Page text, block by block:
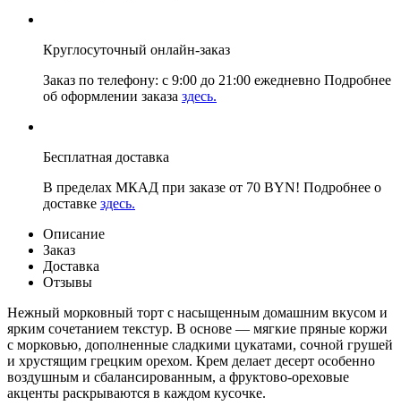
Круглосуточный онлайн-заказ
Заказ по телефону: с 9:00 до 21:00 ежедневно Подробнее
об оформлении заказа здесь.
Бесплатная доставка
В пределах МКАД при заказе от 70 BYN! Подробнее о
доставке здесь.
Описание
Заказ
Доставка
Отзывы
Нежный морковный торт с насыщенным домашним вкусом и
ярким сочетанием текстур. В основе — мягкие пряные коржи
с морковью, дополненные сладкими цукатами, сочной грушей
и хрустящим грецким орехом. Крем делает десерт особенно
воздушным и сбалансированным, а фруктово-ореховые
акценты раскрываются в каждом кусочке.